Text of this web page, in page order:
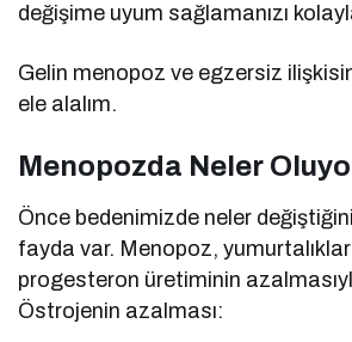
değişime uyum sağlamanızı
Gelin menopoz ve egzersiz
ele alalım.
Menopozda Neler
Önce bedenimizde neler
fayda var. Menopoz,
progesteron üretiminin
Östrojenin azalması: